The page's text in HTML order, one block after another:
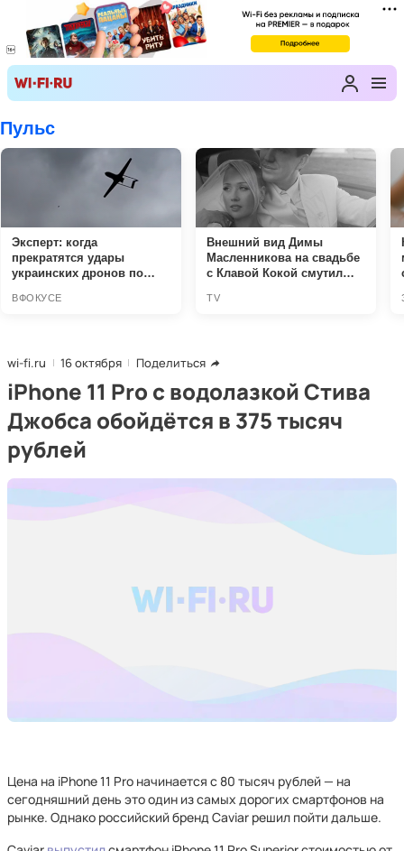
wi-fi.ru 16 октября Поделиться
iPhone 11 Pro с водолазкой Стива
Джобса обойдётся в 375 тысяч
рублей
Цена на iPhone 11 Pro начинается с 80 тысяч рублей — на
сегодняшний день это один из самых дорогих смартфонов на
рынке. Однако российский бренд Caviar решил пойти дальше.